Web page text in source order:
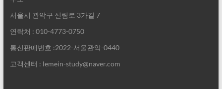
서울시 관악구 신림로 3가길 7
연락처 : 010-4773-0750
통신판매번호 :2022-서울관악-0440
고객센터 : lemein-study@naver.com